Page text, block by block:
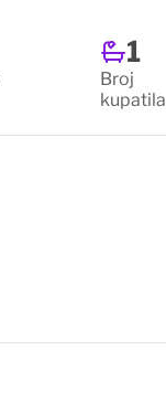
1
Broj
kupatila